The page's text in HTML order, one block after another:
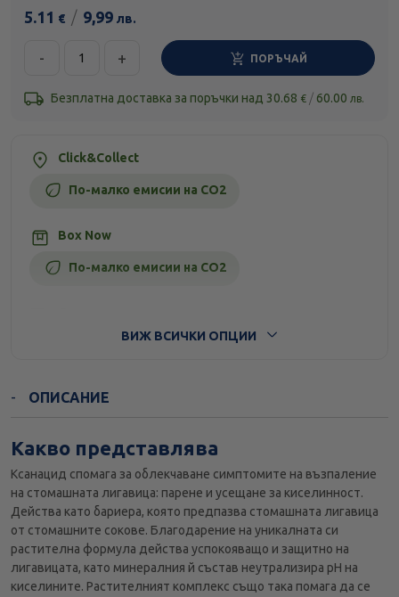
5.11 € / 9,99 лв.
- + ПОРЪЧАЙ
Безплатна доставка за поръчки над 30.68 € / 60.00 лв.
Click&Collect
По-малко емисии на CO2
Box Now
По-малко емисии на CO2
ВИЖ ВСИЧКИ ОПЦИИ
ОПИСАНИЕ
Какво представлява
Ксанацид спомага за облекчаване симптомите на възпаление
на стомашната лигавица: парене и усещане за киселинност.
Действа като бариера, която предпазва стомашната лигавица
от стомашните сокове. Благодарение на уникалната си
растителна формула действа успокояващо и защитно на
лигавицата, като минералния й състав неутрализира рН на
киселините. Растителният комплекс също така помага да се